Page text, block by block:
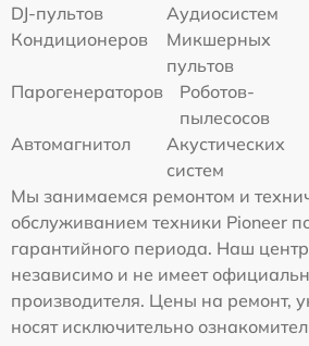
DJ-пультов
Аудиосистем
Кондиционеров
Микшерных
пультов
Парогенераторов
Роботов-
пылесосов
Автомагнитол
Акустических
систем
Мы занимаемся ремонтом и
обслуживанием техники Pioneer
гарантийного периода. Наш
независимо и не имеет
производителя. Цены на ремонт,
носят исключительно